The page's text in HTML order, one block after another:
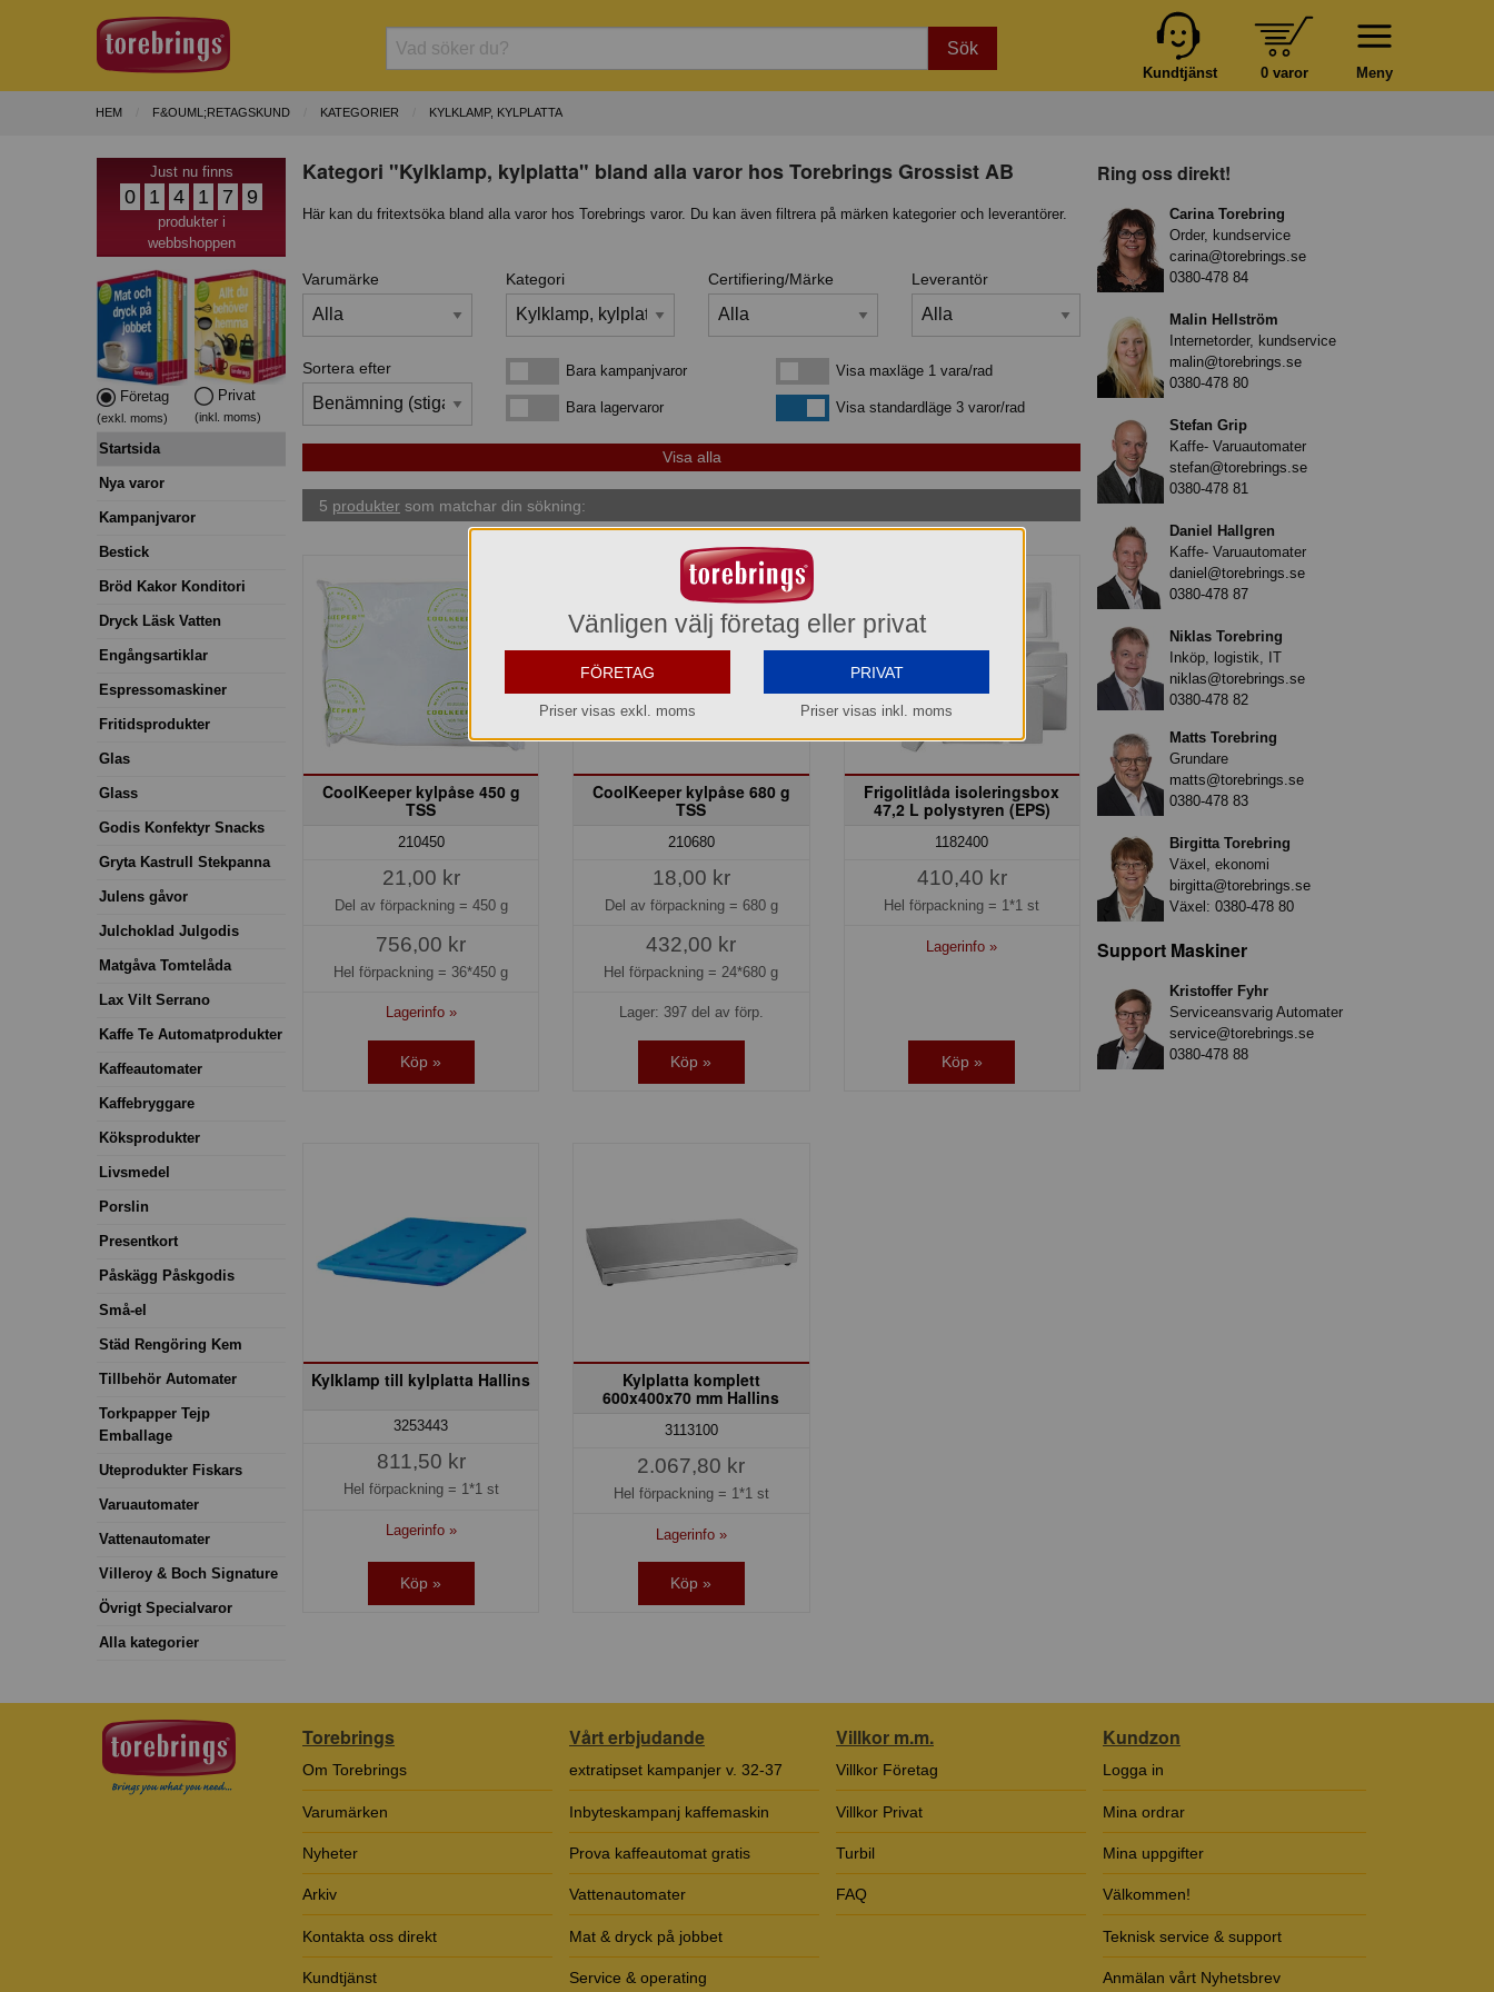
Sök
Meny
0 varor
Kundtjänst
HEM F&OUML;RETAGSKUND KATEGORIER KYLKLAMP, KYLPLATTA
Just nu finns
0 1 4 1 7 9
produkter i
webbshoppen
Företag
(exkl. moms)
Privat
(inkl. moms)
Startsida
Nya varor
Kampanjvaror
Bestick
Bröd Kakor Konditori
Dryck Läsk Vatten
Engångsartiklar
Espressomaskiner
Fritidsprodukter
Glas
Glass
Godis Konfektyr Snacks
Gryta Kastrull Stekpanna
Julens gåvor
Julchoklad Julgodis
Matgåva Tomtelåda
Lax Vilt Serrano
Kaffe Te Automatprodukter
Kaffeautomater
Kaffebryggare
Köksprodukter
Livsmedel
Porslin
Presentkort
Påskägg Påskgodis
Små-el
Städ Rengöring Kem
Tillbehör Automater
Torkpapper Tejp
Emballage
Uteprodukter Fiskars
Varuautomater
Vattenautomater
Villeroy & Boch Signature
Övrigt Specialvaror
Alla kategorier
Kategori "Kylklamp, kylplatta" bland alla varor hos Torebrings Grossist AB
Här kan du fritextsöka bland alla varor hos Torebrings varor. Du kan även filtrera på märken kategorier och leverantörer.
Varumärke Kategori Certifiering/Märke Leverantör
Sortera efter Bara kampanjvarorBara kampanjvaror
Bara lagervarorBara lagervaror
Visa maxläge 1 vara/rad
Visa maxläge 1 vara/rad
Visa standardlägeVisa standardläge 3 varor/rad
5 produkter som matchar din sökning:
CoolKeeper kylpåse 450 g
TSS
210450
21,00 kr
Del av förpackning = 450 g
756,00 kr
Hel förpackning = 36*450 g
Lagerinfo »
Köp »
CoolKeeper kylpåse 680 g
TSS
210680
18,00 kr
Del av förpackning = 680 g
432,00 kr
Hel förpackning = 24*680 g
Lager: 397 del av förp.
Köp »
Frigolitlåda isoleringsbox
47,2 L polystyren (EPS)
1182400
410,40 kr
Hel förpackning = 1*1 st
Lagerinfo »
Köp »
Kylklamp till kylplatta Hallins
3253443
811,50 kr
Hel förpackning = 1*1 st
Lagerinfo »
Köp »
Kylplatta komplett
600x400x70 mm Hallins
3113100
2.067,80 kr
Hel förpackning = 1*1 st
Lagerinfo »
Köp »
Ring oss direkt!
Carina Torebring
Order, kundservice
carina@torebrings.se
0380-478 84
Malin Hellström
Internetorder, kundservice
malin@torebrings.se
0380-478 80
Stefan Grip
Kaffe- Varuautomater
stefan@torebrings.se
0380-478 81
Daniel Hallgren
Kaffe- Varuautomater
daniel@torebrings.se
0380-478 87
Niklas Torebring
Inköp, logistik, IT
niklas@torebrings.se
0380-478 82
Matts Torebring
Grundare
matts@torebrings.se
0380-478 83
Birgitta Torebring
Växel, ekonomi
birgitta@torebrings.se
Växel: 0380-478 80
Support Maskiner
Kristoffer Fyhr
Serviceansvarig Automater
service@torebrings.se
0380-478 88
Torebrings
Om Torebrings
Varumärken
Nyheter
Arkiv
Kontakta oss direkt
Kundtjänst
Vårt erbjudande
extratipset kampanjer v. 32-37
Inbyteskampanj kaffemaskin
Prova kaffeautomat gratis
Vattenautomater
Mat & dryck på jobbet
Service & operating
Villkor m.m.
Villkor Företag
Villkor Privat
Turbil
FAQ
Kundzon
Logga in
Mina ordrar
Mina uppgifter
Välkommen!
Teknisk service & support
Anmälan vårt Nyhetsbrev
Vänligen välj företag eller privat
FÖRETAG
Priser visas exkl. moms
PRIVAT
Priser visas inkl. moms